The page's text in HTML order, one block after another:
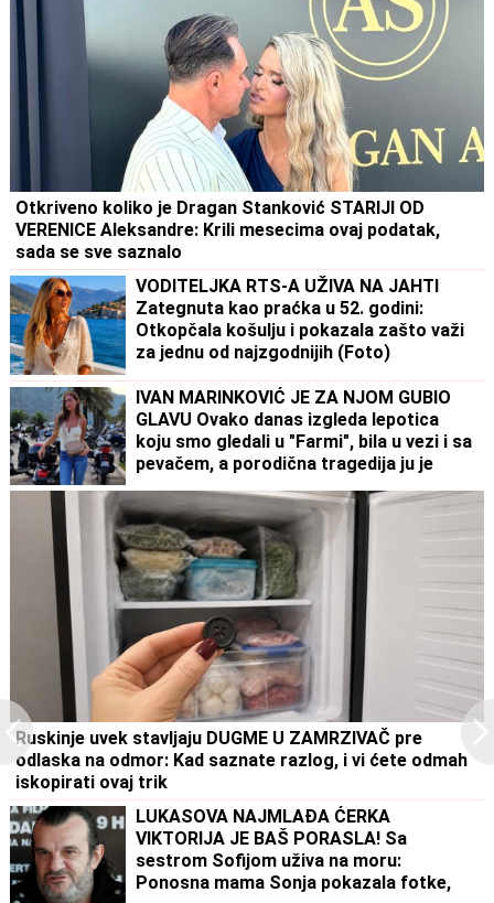
Otkriveno koliko je Dragan Stanković STARIJI OD
VERENICE Aleksandre: Krili mesecima ovaj podatak,
sada se sve saznalo
VODITELJKA RTS-A UŽIVA NA JAHTI
Zategnuta kao praćka u 52. godini:
Otkopčala košulju i pokazala zašto važi
za jednu od najzgodnijih (Foto)
IVAN MARINKOVIĆ JE ZA NJOM GUBIO
GLAVU Ovako danas izgleda lepotica
koju smo gledali u "Farmi", bila u vezi i sa
pevačem, a porodična tragedija ju je
Ruskinje uvek stavljaju DUGME U ZAMRZIVAČ pre
odlaska na odmor: Kad saznate razlog, i vi ćete odmah
iskopirati ovaj trik
LUKASOVA NAJMLAĐA ĆERKA
VIKTORIJA JE BAŠ PORASLA! Sa
sestrom Sofijom uživa na moru:
Ponosna mama Sonja pokazala fotke,